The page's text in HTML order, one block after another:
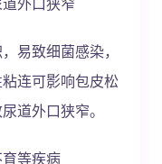
易致细菌感染，
连可影响包皮松
道外口狭窄。
等疾病